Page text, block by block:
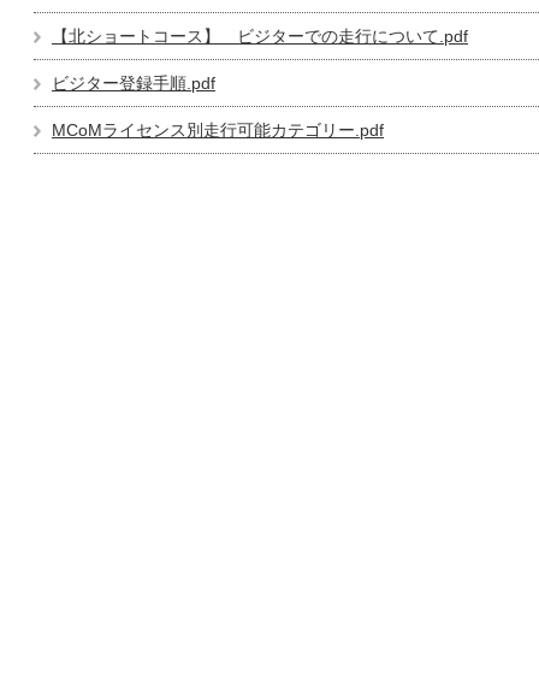
【北ショートコース】 ビジターでの走行について.pdf
ビジター登録手順.pdf
MCoMライセンス別走行可能カテゴリー.pdf